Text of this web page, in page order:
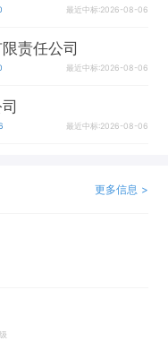
最近中标:2026-08-06
责任公司
最近中标:2026-08-06
最近中标:2026-08-06
更多信息 >